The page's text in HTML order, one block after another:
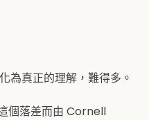
為真正的理解，難得多。
個落差而由 Cornell